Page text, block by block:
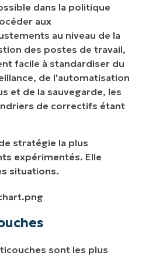
dans la politique
aux
au niveau de la
des postes de travail,
facile à standardiser du
de l'automatisation
et de la sauvegarde, les
de correctifs étant
stratégie la plus
expérimentés. Elle
situations.
sont les plus